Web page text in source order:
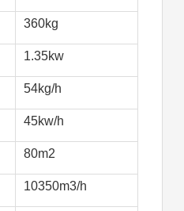
360kg
1.35kw
54kg/h
45kw/h
80m2
10350m3/h